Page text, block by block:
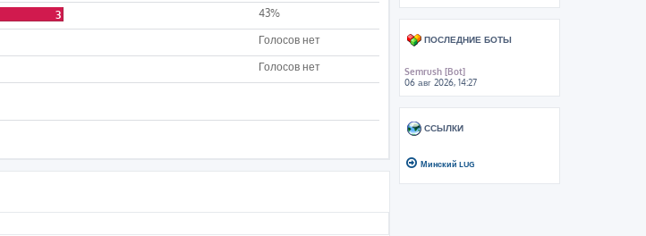
3
43%
Голосов нет
Голосов нет
ПОСЛЕДНИЕ БОТЫ
Semrush [Bot]
06 авг 2026, 14:27
ССЫЛКИ
Минский LUG